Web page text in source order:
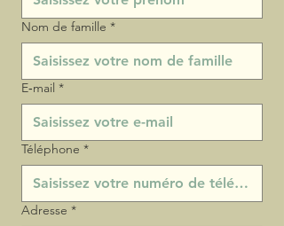
Nom de famille *
E‑mail *
Téléphone *
Adresse *